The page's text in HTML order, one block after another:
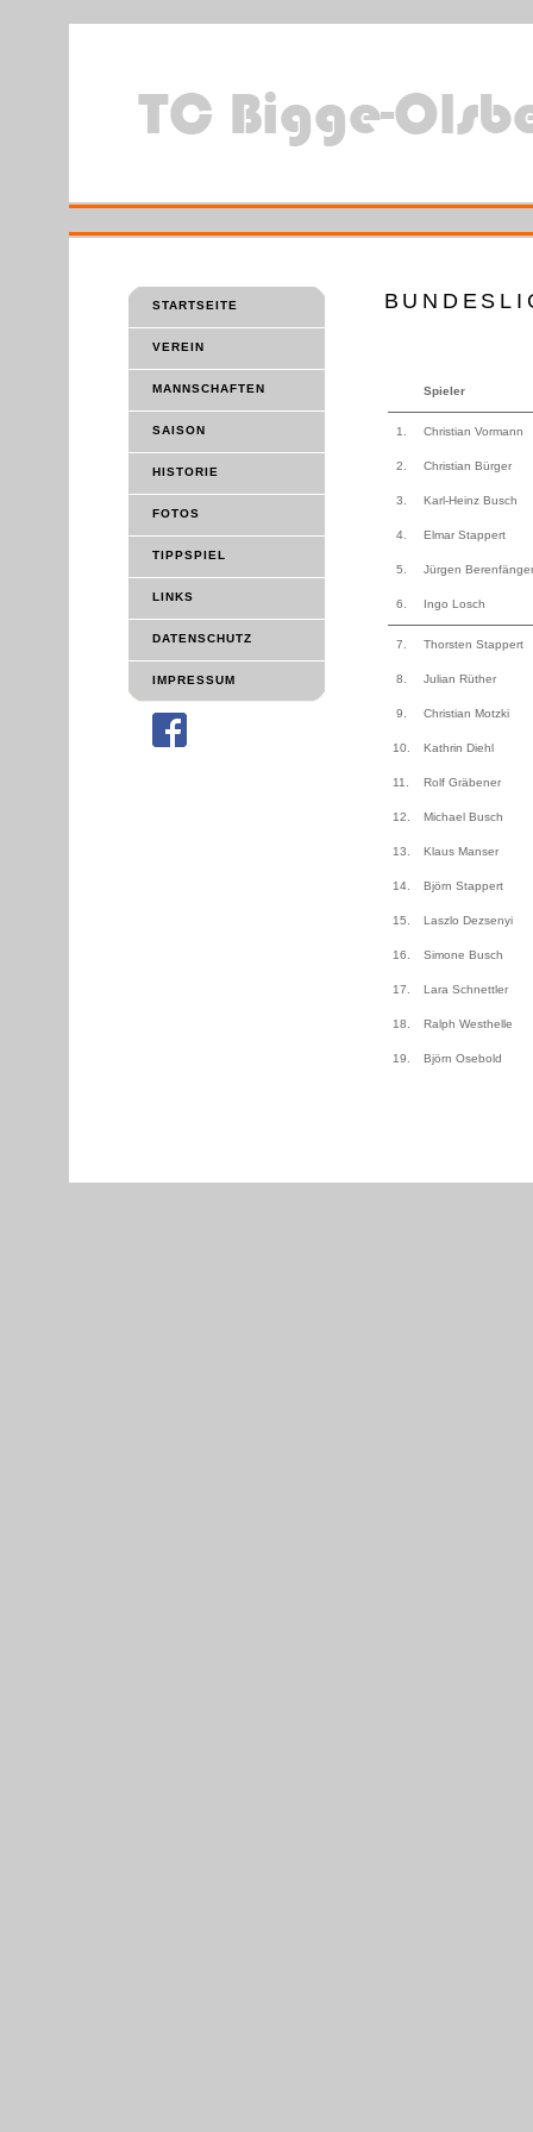
STARTSEITE
VEREIN
MANNSCHAFTEN
SAISON
HISTORIE
FOTOS
TIPPSPIEL
LINKS
DATENSCHUTZ
IMPRESSUM
Spieler
1. Christian Vormann
2. Christian Bürger
3. Karl-Heinz Busch
4. Elmar Stappert
5. Jürgen Berenfänger
6. Ingo Losch
7. Thorsten Stappert
8. Julian Rüther
9. Christian Motzki
10. Kathrin Diehl
11. Rolf Gräbener
12. Michael Busch
13. Klaus Manser
14. Björn Stappert
15. Laszlo Dezsenyi
16. Simone Busch
17. Lara Schnettler
18. Ralph Westhelle
19. Björn Osebold